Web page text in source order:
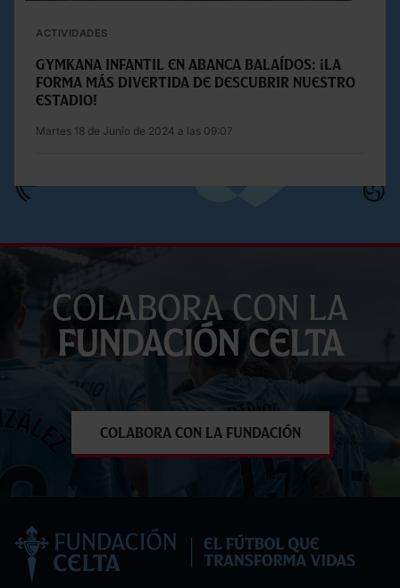
ACTIVIDADES
Gymkana Infantil en Abanca Balaídos: ¡la
forma más divertida de descubrir nuestro
estadio!
Martes 18 de Junio de 2024 a las 09:07
Colabora con la
Fundación Celta
Colabora con la Fundación